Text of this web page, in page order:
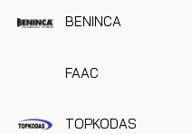
BENINCA
FAAC
TOPKODAS